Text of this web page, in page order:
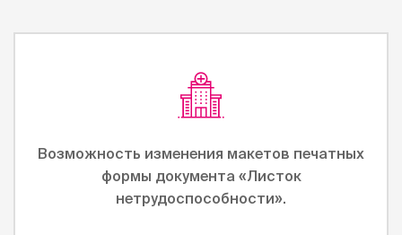
Возможность изменения макетов печатных
формы документа «Листок
нетрудоспособности».